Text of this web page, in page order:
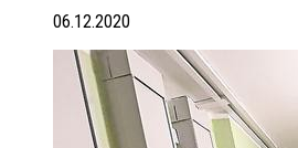
06.12.2020